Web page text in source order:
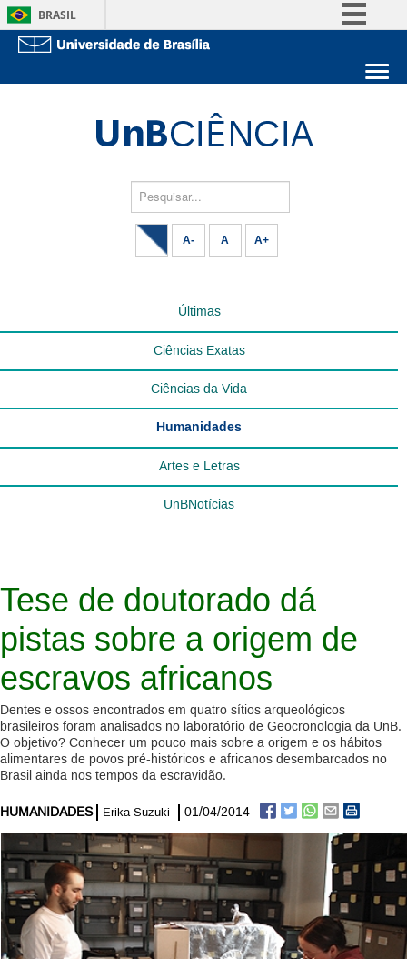
BRASIL
Acesso à informaçãoEstude na UnB
Pesquisar...
A- A A+
Últimas
Ciências Exatas
Ciências da Vida
Humanidades
Artes e Letras
UnBNotícias
Tese de doutorado dá
pistas sobre a origem de
escravos africanos
Dentes e ossos encontrados em quatro sítios arqueológicos
brasileiros foram analisados no laboratório de Geocronologia da UnB.
O objetivo? Conhecer um pouco mais sobre a origem e os hábitos
alimentares de povos pré-históricos e africanos desembarcados no
Brasil ainda nos tempos da escravidão.
HUMANIDADES Erika Suzuki 01/04/2014